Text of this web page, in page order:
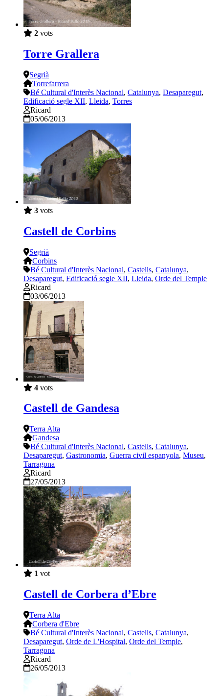
2 vots
Torre Grallera
Segrià
Torrefarrera
Bé Cultural d'Interès Nacional, Catalunya, Desaparegut,
Edificació segle XII, Lleida, Torres
Ricard
05/06/2013
3 vots
Castell de Corbins
Segrià
Corbins
Bé Cultural d'Interès Nacional, Castells, Catalunya,
Desaparegut, Edificació segle XII, Lleida, Orde del Temple
Ricard
03/06/2013
4 vots
Castell de Gandesa
Terra Alta
Gandesa
Bé Cultural d'Interès Nacional, Castells, Catalunya,
Desaparegut, Gastronomia, Guerra civil espanyola, Museu,
Tarragona
Ricard
27/05/2013
1 vot
Castell de Corbera d’Ebre
Terra Alta
Corbera d'Ebre
Bé Cultural d'Interès Nacional, Castells, Catalunya,
Desaparegut, Orde de L'Hospital, Orde del Temple,
Tarragona
Ricard
26/05/2013